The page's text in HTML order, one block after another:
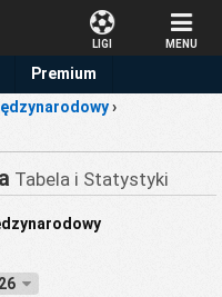
LIGI MENU
Premium
›
Tabela i Statystyki